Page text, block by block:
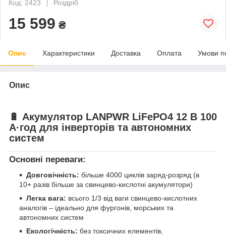
Код: 2423
Роздріб
15 599 ₴
Опис Характеристики Доставка Оплата Умови
Опис
🔋 Акумулятор LANPWR LiFePO4 12 В 100
А·год для інверторів та автономних
систем
Основні переваги:
Довговічність: більше 4000 циклів заряд-розряд (в
10+ разів більше за свинцево-кислотні акумулятори)
Легка вага: всього 1/3 від ваги свинцево-кислотних
аналогів – ідеально для фургонів, морських та
автономних систем
Екологічність: без токсичних елементів,